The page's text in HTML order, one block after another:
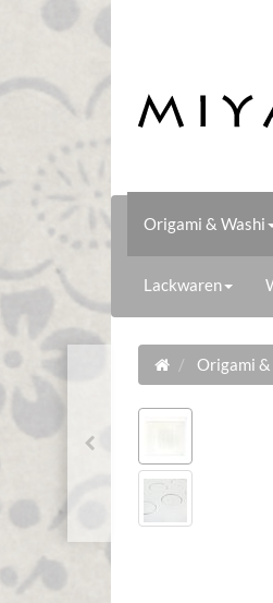
Origami & Washi
Lackwaren
Origami &